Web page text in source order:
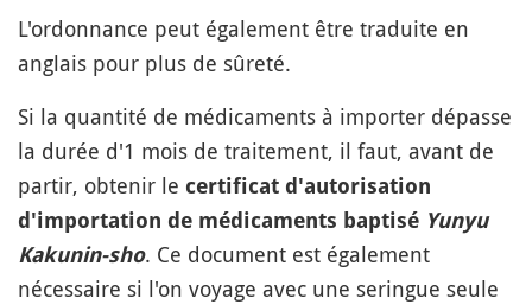
L'ordonnance peut également être traduite en
anglais pour plus de sûreté.
Si la quantité de médicaments à importer dépasse
la durée d'1 mois de traitement, il faut, avant de
partir, obtenir le certificat d'autorisation
d'importation de médicaments baptisé Yunyu
Kakunin-sho. Ce document est également
nécessaire si l'on voyage avec une seringue seule